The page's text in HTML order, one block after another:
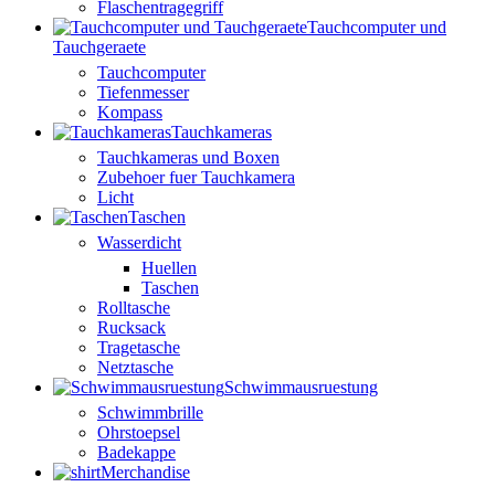
Flaschentragegriff
Tauchcomputer und
Tauchgeraete
Tauchcomputer
Tiefenmesser
Kompass
Tauchkameras
Tauchkameras und Boxen
Zubehoer fuer Tauchkamera
Licht
Taschen
Wasserdicht
Huellen
Taschen
Rolltasche
Rucksack
Tragetasche
Netztasche
Schwimmausruestung
Schwimmbrille
Ohrstoepsel
Badekappe
Merchandise